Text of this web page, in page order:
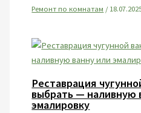
Ремонт по комнатам /
Реставрация
выбрать — наливную
эмалировку